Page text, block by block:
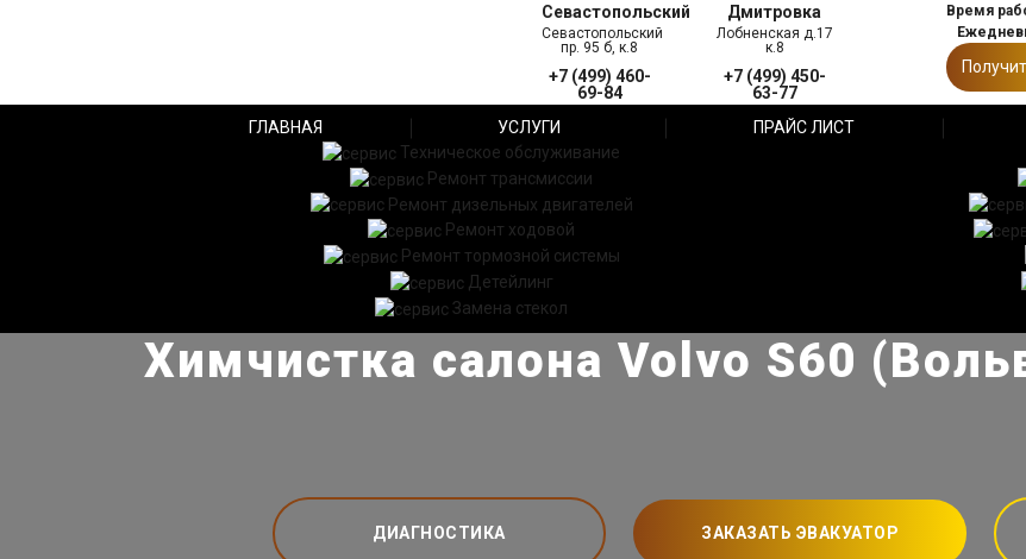
Севастопольский
Севастопольский
пр. 95 б, к.8
+7 (499) 460-
69-84
Дмитровка
Лобненская д.17
к.8
+7 (499) 450-
63-77
Время
ГЛАВНАЯ УСЛУГИ ПРАЙС ЛИСТ
Техническое обслуживание
Ремонт трансмиссии
Ремонт дизельных двигателей
Ремонт ходовой
Ремонт тормозной системы
Детейлинг
Замена стекол
Химчистка салона Volvo S60
ДИАГНОСТИКА ЗАКАЗАТЬ ЭВАКУАТОР